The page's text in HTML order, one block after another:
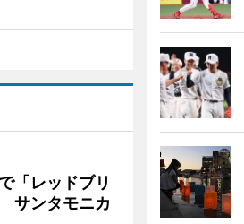
「レッドブリ
サンタモニカ